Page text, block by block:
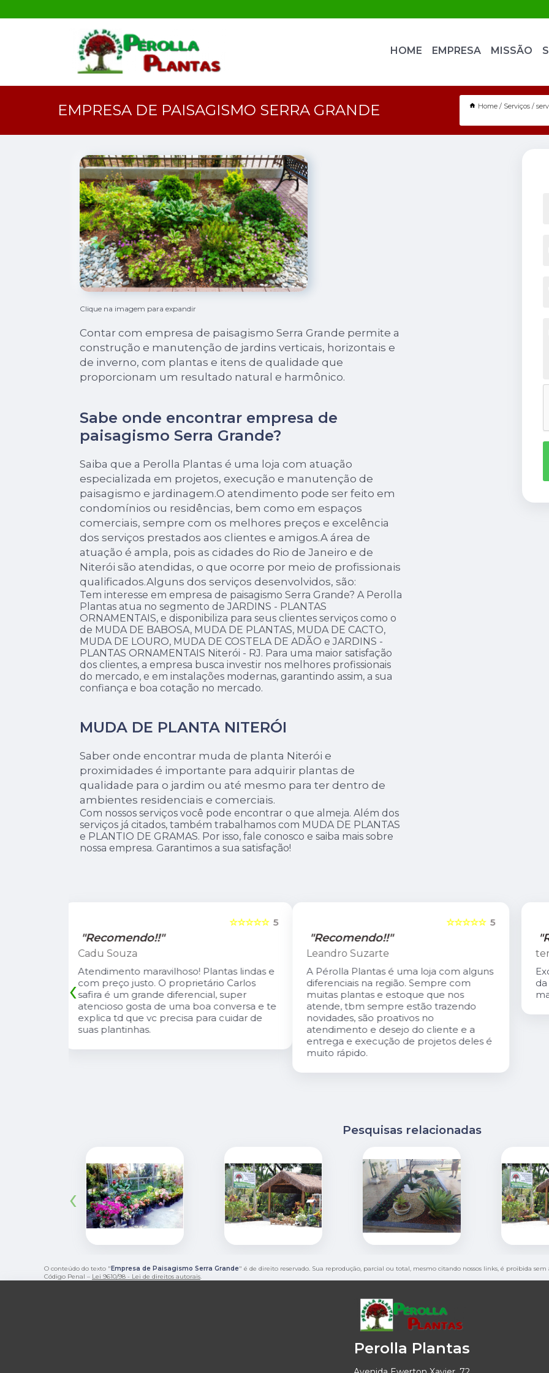
HOME EMPRESA MISSÃO
EMPRESA DE PAISAGISMO SERRA GRANDE Home Serviços
Clique na imagem para expandir
Contar com empresa de paisagismo Serra Grande permite a
construção e manutenção de jardins verticais, horizontais e
de inverno, com plantas e itens de qualidade que
proporcionam um resultado natural e harmônico.
Sabe onde encontrar empresa de
paisagismo Serra Grande?
Saiba que a Perolla Plantas é uma loja com atuação
especializada em projetos, execução e manutenção de
paisagismo e jardinagem.O atendimento pode ser feito em
condomínios ou residências, bem como em espaços
comerciais, sempre com os melhores preços e excelência
dos serviços prestados aos clientes e amigos.A área de
atuação é ampla, pois as cidades do Rio de Janeiro e de
Niterói são atendidas, o que ocorre por meio de profissionais
qualificados.Alguns dos serviços desenvolvidos, são:
Tem interesse em empresa de paisagismo Serra Grande? A Perolla
Plantas atua no segmento de JARDINS - PLANTAS
ORNAMENTAIS, e disponibiliza para seus clientes serviços como o
de MUDA DE BABOSA, MUDA DE PLANTAS, MUDA DE CACTO,
MUDA DE LOURO, MUDA DE COSTELA DE ADÃO e JARDINS -
PLANTAS ORNAMENTAIS Niterói - RJ. Para uma maior satisfação
dos clientes, a empresa busca investir nos melhores profissionais
do mercado, e em instalações modernas, garantindo assim, a sua
confiança e boa cotação no mercado.
MUDA DE PLANTA NITERÓI
Saber onde encontrar muda de planta Niterói e
proximidades é importante para adquirir plantas de
qualidade para o jardim ou até mesmo para ter dentro de
ambientes residenciais e comerciais.
Com nossos serviços você pode encontrar o que almeja. Além dos
serviços já citados, também trabalhamos com MUDA DE PLANTAS
e PLANTIO DE GRAMAS. Por isso, fale conosco e saiba mais sobre
nossa empresa. Garantimos a sua satisfação!
5
☆☆☆☆☆
"Recomendo!!"
Leandro Suzarte
A Pérolla Plantas é uma loja com alguns
diferenciais na região. Sempre com
muitas plantas e estoque que nos
atende, tbm sempre estão trazendo
novidades, são proativos no
atendimento e desejo do cliente e a
muito rápido.
☆☆☆☆☆
"Recomendo!!"
tereza coutinho
Excelente atendimento. O Carlis,dono
da loja é especialmente gentil. A loja é
maravilhosa!
‹
Pesquisas relacionadas
‹
O conteúdo do texto " Empresa de Paisagismo Serra Grande" é de direito reservado. Sua reprodução, parcial ou total, mesmo citando nossos links, é proibida
Código Penal – Lei 9610/98 - Lei de direitos autorais.
Perolla Plantas